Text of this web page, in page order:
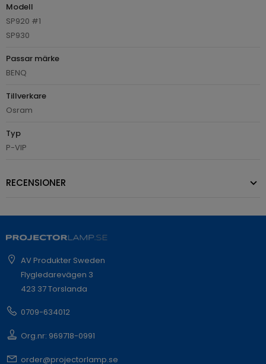
Modell
SP920 #1
SP930
Passar märke
BENQ
Tillverkare
Osram
Typ
P-VIP
RECENSIONER
AV Produkter Sweden
Flygledarevägen 3
423 37 Torslanda
0709-634012
Org.nr: 969718-0991
order@projectorlamp.se